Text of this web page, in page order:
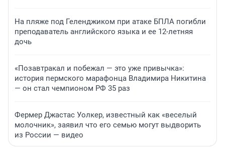
На пляже под Геленджиком при атаке БПЛА погибли
преподаватель английского языка и ее 12-летняя
дочь
«Позавтракал и побежал — это уже привычка»:
история пермского марафонца Владимира Никитина
— он стал чемпионом РФ 35 раз
Фермер Джастас Уолкер, известный как «веселый
молочник», заявил что его семью могут выдворить
из России — видео